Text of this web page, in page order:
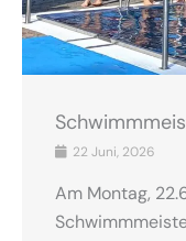
22 Juni, 2026
Am Montag,